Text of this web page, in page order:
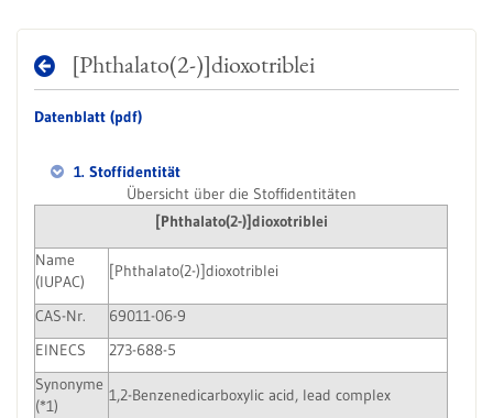
[Phthalato(2-)]dioxotriblei
Datenblatt (pdf)
1. Stoffidentität
Übersicht über die Stoffidentitäten
[Phthalato(2-)]dioxotriblei
Name
(IUPAC)
[Phthalato(2-)]dioxotriblei
CAS-Nr.
69011-06-9
EINECS
273-688-5
Synonyme
(*1)
1,2-Benzenedicarboxylic acid, lead complex